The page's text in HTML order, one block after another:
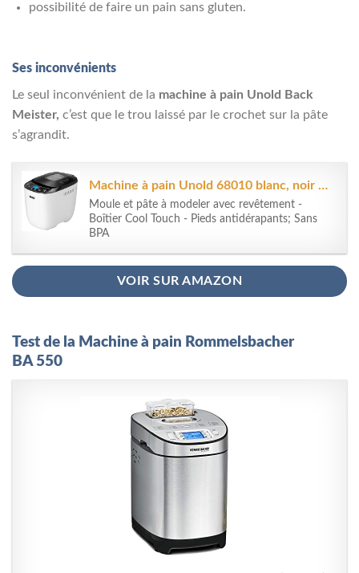
possibilité de faire un pain sans gluten.
Ses inconvénients
Le seul inconvénient de la machine à pain Unold Back
Meister, c’est que le trou laissé par le crochet sur la pâte
s’agrandit.
Machine à pain Unold 68010 blanc, noir 1 pc(s)
Moule et pâte à modeler avec revêtement -
Boîtier Cool Touch - Pieds antidérapants; Sans
BPA
VOIR SUR AMAZON
Test de la Machine à pain Rommelsbacher
BA 550